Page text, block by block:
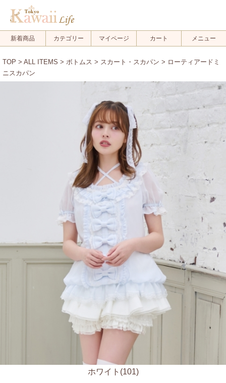
新着商品 カテゴリー マイページ カート メニュー
TOP > ALL ITEMS > ボトムス > スカート・スカパン > ローティアードミ
ニスカパン
ホワイト(101)